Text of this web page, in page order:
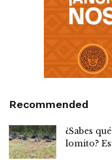
Recommended
¿Sabes
lomito?